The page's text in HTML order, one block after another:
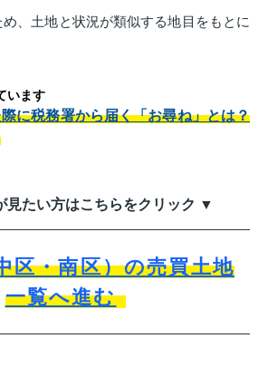
、土地と状況が類似する地目をもとに
います
に税務署から届く「お尋ね」とは？
見たい方はこちらをクリック ▼
区・南区）の売買土地
一覧へ進む